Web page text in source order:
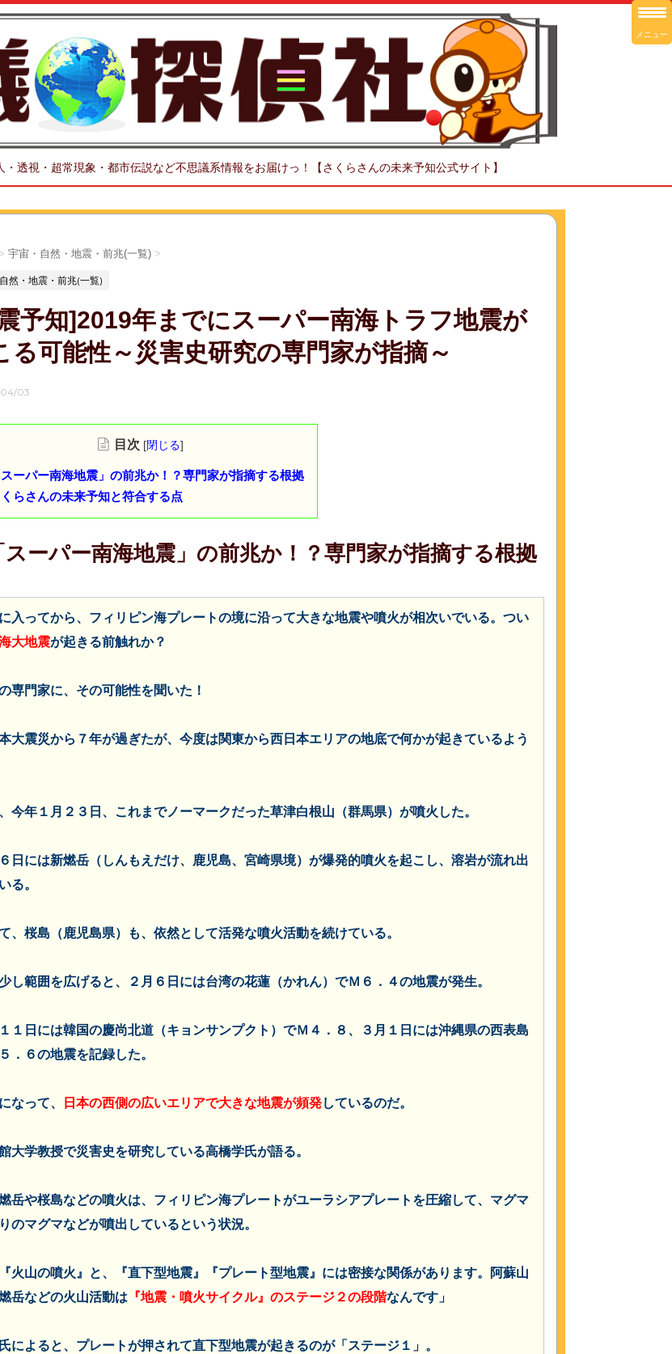
透視・超常現象・都市伝説など不思議系情報をお届けっ！【さくらさんの未来予知公式サイト】
> 宇宙・自然・地震・前兆(一覧) >
然・地震・前兆(一覧)
予知]2019年までにスーパー南海トラフ地震が
る可能性～災害史研究の専門家が指摘～
03
目次 [閉じる]
スーパー南海地震」の前兆か！？専門家が指摘する根拠
くらさんの未来予知と符合する点
スーパー南海地震」の前兆か！？専門家が指摘する根拠
入ってから、フィリピン海プレートの境に沿って大きな地震や噴火が相次いでいる。つい
大地震が起きる前触れか？
専門家に、その可能性を聞いた！
大震災から７年が過ぎたが、今度は関東から西日本エリアの地底で何かが起きているよう
今年１月２３日、これまでノーマークだった草津白根山（群馬県）が噴火した。
日には新燃岳（しんもえだけ、鹿児島、宮崎県境）が爆発的噴火を起こし、溶岩が流れ出
る。
、桜島（鹿児島県）も、依然として活発な噴火活動を続けている。
し範囲を広げると、２月６日には台湾の花蓮（かれん）でＭ６．４の地震が発生。
１日には韓国の慶尚北道（キョンサンプクト）でＭ４．８、３月１日には沖縄県の西表島
．６の地震を記録した。
なって、 日本の西側の広いエリアで大きな地震が頻発しているのだ。
大学教授で災害史を研究している高橋学氏が語る。
岳や桜島などの噴火は、フィリピン海プレートがユーラシアプレートを圧縮して、マグマ
のマグマなどが噴出しているという状況。
火山の噴火』と、『直下型地震』『プレート型地震』には密接な関係があります。
阿蘇山
岳などの火山活動は 『地震・噴火サイクル』のステージ２の段階なんです」
によると、プレートが押されて直下型地震が起きるのが「ステージ１」。
メニュー